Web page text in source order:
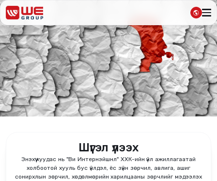
Шүгэл үлээх
Энэхүү хуудас нь "Ви Интернэйшнл" ХХК-ийн үйл ажиллагаатай
холбоотой хууль бус үйлдэл, ёс зүйн зөрчил, авлига, ашиг
сонирхлын зөрчил, хөдөлмөрийн харилцааны зөрчлийг мэдээлэх